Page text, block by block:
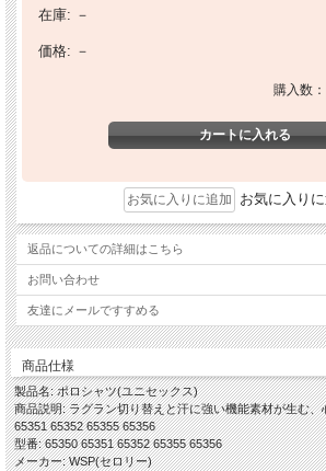
在庫: －
価格: －
購入数：
お気に入り
返品についての詳細はこちら
お問い合わせ
友達にメールですすめる
商品仕様
製品名: ポロシャツ(ユニセックス)
商品説明: ラグラン切り替えと汗に強い機能素材が生む
65351 65352 65355 65356
型番: 65350 65351 65352 65355 65356
メーカー: WSP(セロリー)